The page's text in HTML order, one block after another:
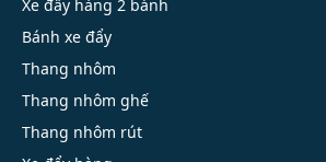
Xe đẩy hàng 2 bánh
Bánh xe đẩy
Thang nhôm
Thang nhôm ghế
Thang nhôm rút